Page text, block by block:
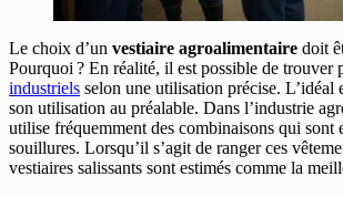
Le choix d’un vestiaire agroalimentaire doit
Pourquoi ? En réalité, il est possible de trouver
industriels selon une utilisation précise. L’idéal
son utilisation au préalable. Dans l’industrie
utilise fréquemment des combinaisons qui sont
souillures. Lorsqu’il s’agit de ranger ces
vestiaires salissants sont estimés comme la